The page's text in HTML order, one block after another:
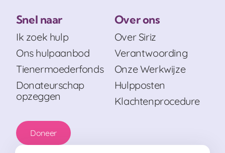
Snel naar
Ik zoek hulp
Ons hulpaanbod
Tienermoederfonds
Donateurschap
opzeggen
Doneer
Over ons
Over Siriz
Verantwoording
Onze Werkwijze
Hulpposten
Klachtenprocedure